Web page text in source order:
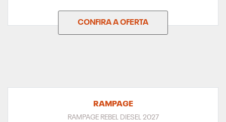
CONFIRA A OFERTA
RAMPAGE
RAMPAGE REBEL DIESEL 2027